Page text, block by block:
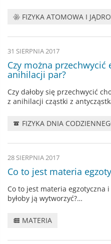
FIZYKA ATOMOWA I
31 SIERPNIA 2017
Czy można
anihilacji par?
Czy dałoby się przechwycić
z anihilacji cząstki z
FIZYKA DNIA
28 SIERPNIA 2017
Co to jest materia
Co to jest materia egzotyczna
byłoby ją wytworzyć?…
MATERIA